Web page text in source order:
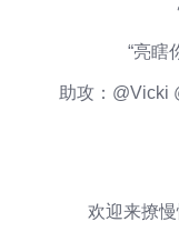
“亮瞎
助攻：@Vicki
欢迎来撩